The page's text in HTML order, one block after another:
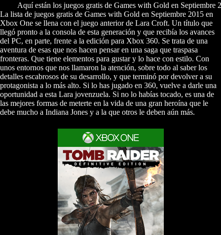
Aquí están los juegos gratis de Games with Gold en
La lista de juegos gratis de Games with Gold en Septiembre 2015 en
Xbox One se llena con el juego anterior de Lara Croft. Un título que
llegó pronto a la consola de esta generación y que recibía los avances
del PC, en parte, frente a la edición para Xbox 360. Se trata de una
aventura de esas que nos hacen pensar en una saga que traspasa
fronteras. Que tiene elementos para gustar y lo hace con estilo. Con
unos entornos que nos llamaron la atención, sobre todo al saber los
detalles escabrosos de su desarrollo, y que terminó por devolver a su
protagonista a lo más alto. Si lo has jugado en 360, vuelve a darle una
oportunidad a esta Lara jovenzuela. Si no lo habías tocado, es una de
las mejores formas de meterte en la vida de una gran heroína que le
debe mucho a Indiana Jones y a la que otros le deben aún más.